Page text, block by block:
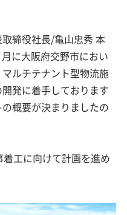
締役社長/亀山忠秀 本
に大阪府交野市におい
ルチテナント型物流施
発に着手しております
概要が決まりましたの
工に向けて計画を進め